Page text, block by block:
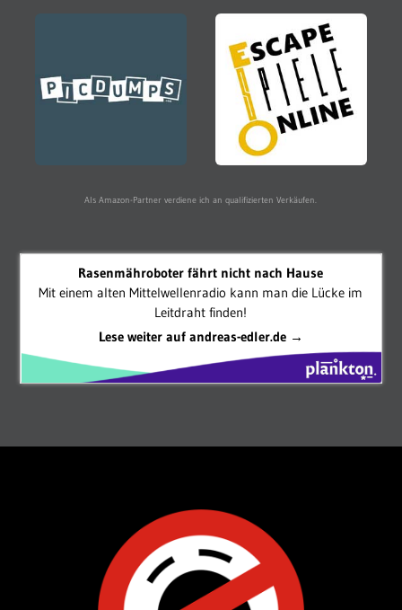
Als Amazon-Partner verdiene ich an qualifizierten Verkäufen.
Rasenmähroboter fährt nicht nach Hause
Mit einem alten Mittelwellenradio kann man die Lücke im
Leitdraht finden!
Lese weiter auf andreas-edler.de →